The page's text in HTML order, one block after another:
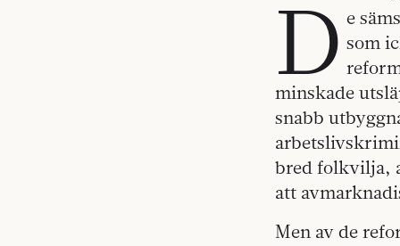
D e
som
minskade
snabb
bred folkvilja,
att
Men av de